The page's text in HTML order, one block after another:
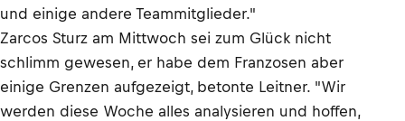
und einige andere Teammitglieder."
Zarcos Sturz am Mittwoch sei zum Glück nicht
schlimm gewesen, er habe dem Franzosen aber
einige Grenzen aufgezeigt, betonte Leitner. "Wir
werden diese Woche alles analysieren und hoffen,